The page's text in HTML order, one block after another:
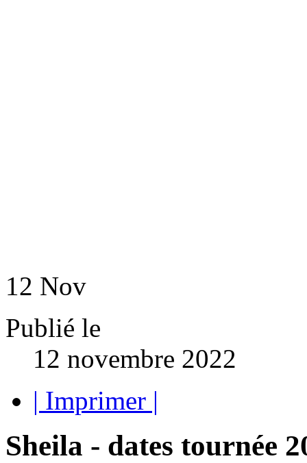
12 Nov
Publié le
12 novembre 2022
| Imprimer |
Sheila - dates tournée